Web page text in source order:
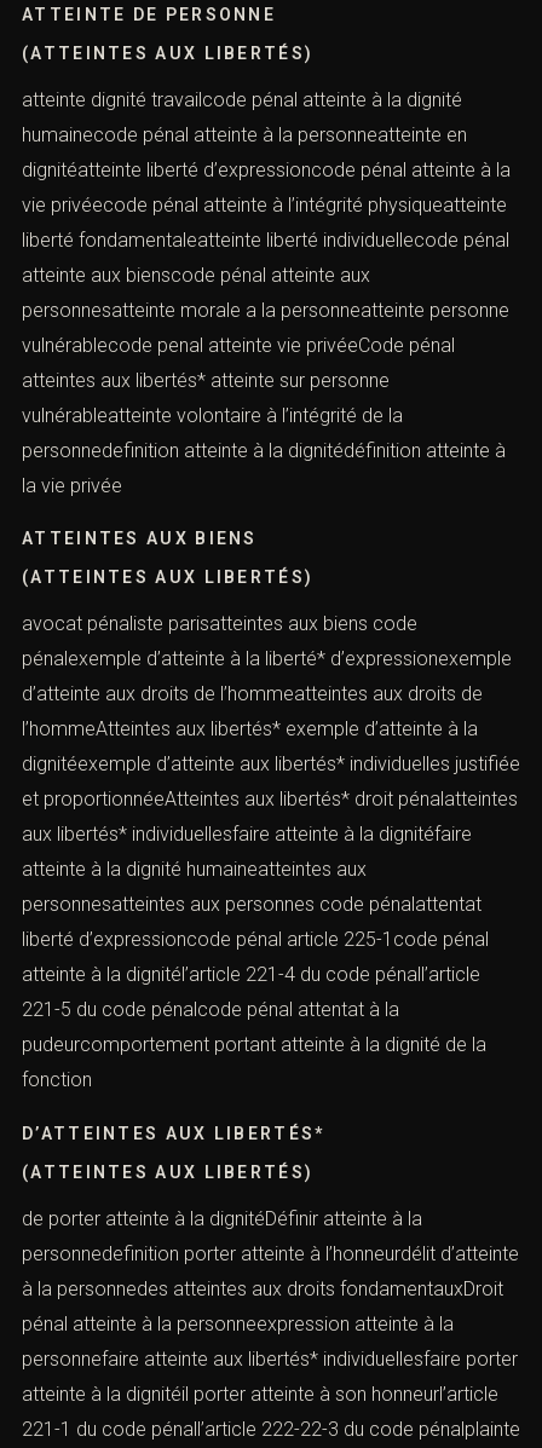
ATTEINTE DE PERSONNE
(ATTEINTES AUX LIBERTÉS)
atteinte dignité travailcode pénal atteinte à la dignité
humainecode pénal atteinte à la personneatteinte en
dignitéatteinte liberté d’expressioncode pénal atteinte à la
vie privéecode pénal atteinte à l’intégrité physiqueatteinte
liberté fondamentaleatteinte liberté individuellecode pénal
atteinte aux bienscode pénal atteinte aux
personnesatteinte morale a la personneatteinte personne
vulnérablecode penal atteinte vie privéeCode pénal
atteintes aux libertés* atteinte sur personne
vulnérableatteinte volontaire à l’intégrité de la
personnedefinition atteinte à la dignitédéfinition atteinte à
la vie privée
ATTEINTES AUX BIENS
(ATTEINTES AUX LIBERTÉS)
avocat pénaliste parisatteintes aux biens code
pénalexemple d’atteinte à la liberté* d’expressionexemple
d’atteinte aux droits de l’hommeatteintes aux droits de
l’hommeAtteintes aux libertés* exemple d’atteinte à la
dignitéexemple d’atteinte aux libertés* individuelles justifiée
et proportionnéeAtteintes aux libertés* droit pénalatteintes
aux libertés* individuellesfaire atteinte à la dignitéfaire
atteinte à la dignité humaineatteintes aux
personnesatteintes aux personnes code pénalattentat
liberté d’expressioncode pénal article 225-1code pénal
atteinte à la dignitél’article 221-4 du code pénall’article
221-5 du code pénalcode pénal attentat à la
pudeurcomportement portant atteinte à la dignité de la
fonction
D’ATTEINTES AUX LIBERTÉS*
(ATTEINTES AUX LIBERTÉS)
de porter atteinte à la dignitéDéfinir atteinte à la
personnedefinition porter atteinte à l’honneurdélit d’atteinte
à la personnedes atteintes aux droits fondamentauxDroit
pénal atteinte à la personneexpression atteinte à la
personnefaire atteinte aux libertés* individuellesfaire porter
atteinte à la dignitéil porter atteinte à son honneurl’article
221-1 du code pénall’article 222-22-3 du code pénalplainte